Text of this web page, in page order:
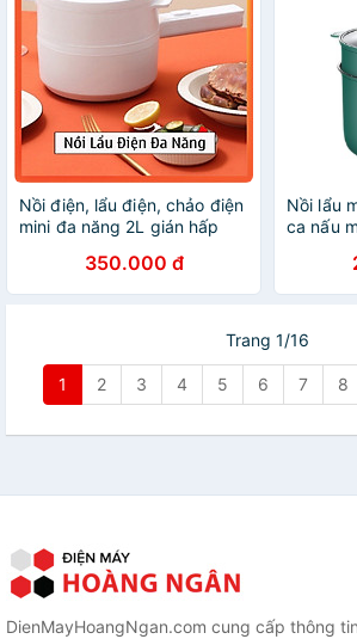
Nồi điện, lẩu điện, chảo điện
mini đa năng 2L gián hấp
tay cầm) - Hàng chính hãng
350.000 đ
Nồi lẩu
ca nấu
Trang 1/16
1 2 3 4 5 6 7 8
DienMayHoangNgan.com cung cấp thông